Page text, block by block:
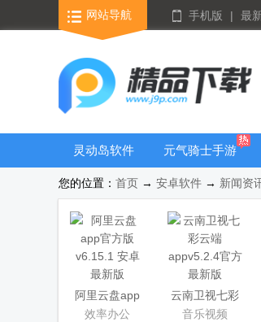
网站导航 手机版 | 最
灵动岛软件
元气骑士手游
您的位置： 首页 → 安卓软件 → 新闻资
阿里云盘app
官方版
效率办公
云南卫视七彩
云端app
音乐视频